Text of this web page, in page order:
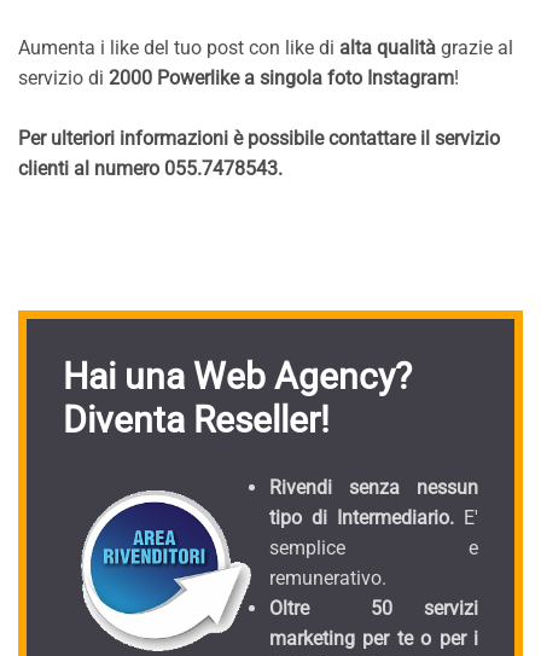
Aumenta i like del tuo post con like di alta qualità grazie al
servizio di 2000 Powerlike a singola foto Instagram!
Per ulteriori informazioni è possibile contattare il servizio
clienti al numero 055.7478543.
Hai una Web Agency?
Diventa Reseller!
Rivendi senza nessun
tipo di Intermediario. E'
semplice e
remunerativo.
Oltre 50 servizi
marketing per te o per i